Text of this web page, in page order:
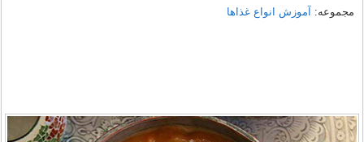
مجموعه: آموزش انواع غذاها